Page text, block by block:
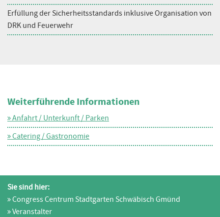
Erfüllung der Sicherheitsstandards inklusive Organisation von
DRK und Feuerwehr
Weiterführende Informationen
Anfahrt / Unterkunft / Parken
Catering / Gastronomie
Sie sind hier:
Congress Centrum Stadtgarten Schwäbisch Gmünd
Veranstalter